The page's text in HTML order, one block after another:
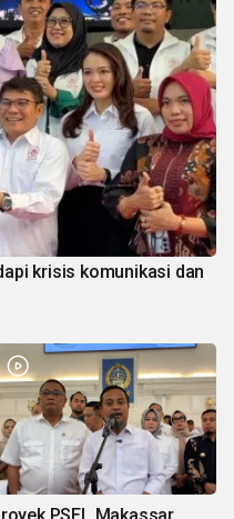
krisis komunikasi dan